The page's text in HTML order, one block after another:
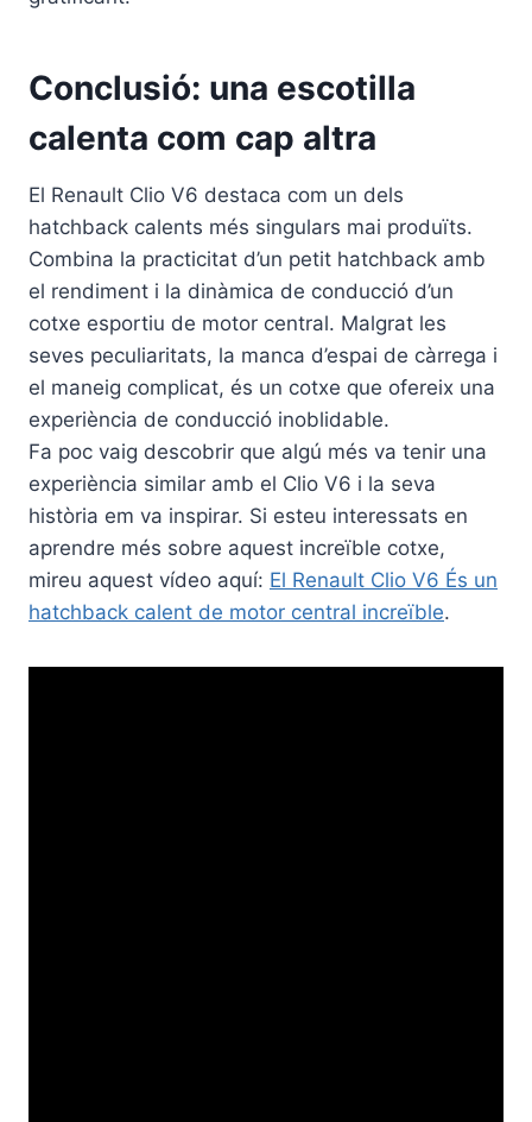
Conclusió: una escotilla
calenta com cap altra
El Renault Clio V6 destaca com un dels
hatchback calents més singulars mai produïts.
Combina la practicitat d’un petit hatchback amb
el rendiment i la dinàmica de conducció d’un
cotxe esportiu de motor central. Malgrat les
seves peculiaritats, la manca d’espai de càrrega i
el maneig complicat, és un cotxe que ofereix una
experiència de conducció inoblidable.
Fa poc vaig descobrir que algú més va tenir una
experiència similar amb el Clio V6 i la seva
història em va inspirar. Si esteu interessats en
aprendre més sobre aquest increïble cotxe,
mireu aquest vídeo aquí: El Renault Clio V6 És un
hatchback calent de motor central increïble.